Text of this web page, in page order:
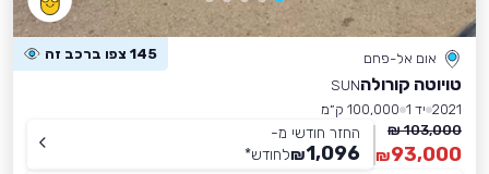
אום אל-פחם 145 צפו ברכב זה
טויוטה קורולהSUN
2021 יד 1
100,000 ק״מ
103,000 ₪
93,000
₪
החזר חודשי מ-
1,096
₪לחודש*